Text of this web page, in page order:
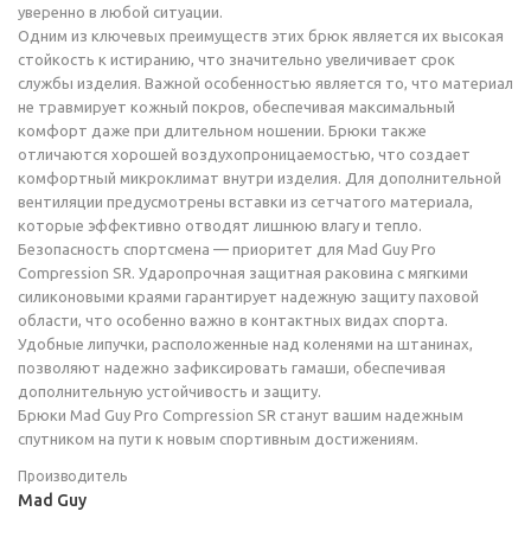
уверенно в любой ситуации.
Одним из ключевых преимуществ этих брюк является их высокая
стойкость к истиранию, что значительно увеличивает срок
службы изделия. Важной особенностью является то, что материал
не травмирует кожный покров, обеспечивая максимальный
комфорт даже при длительном ношении. Брюки также
отличаются хорошей воздухопроницаемостью, что создает
комфортный микроклимат внутри изделия. Для дополнительной
вентиляции предусмотрены вставки из сетчатого материала,
которые эффективно отводят лишнюю влагу и тепло.
Безопасность спортсмена — приоритет для Mad Guy Pro
Compression SR. Ударопрочная защитная раковина с мягкими
силиконовыми краями гарантирует надежную защиту паховой
области, что особенно важно в контактных видах спорта.
Удобные липучки, расположенные над коленями на штанинах,
позволяют надежно зафиксировать гамаши, обеспечивая
дополнительную устойчивость и защиту.
Брюки Mad Guy Pro Compression SR станут вашим надежным
спутником на пути к новым спортивным достижениям.
Производитель
Mad Guy